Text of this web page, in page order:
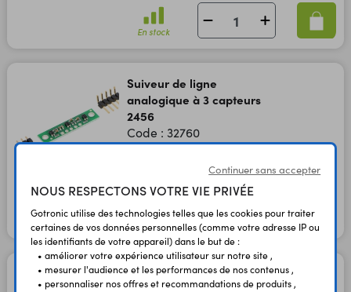
En stock
Suiveur de ligne
analogique à 3 capteurs
2456
Code : 32760
6,58 €
En stock
Suiveur de ligne à 3
Continuer sans accepter
NOUS RESPECTONS VOTRE VIE PRIVÉE
Gotronic utilise des technologies telles que les cookies pour traiter
certaines de vos données personnelles (comme votre adresse IP ou
les identifiants de votre appareil) dans le but de :
• améliorer votre expérience utilisateur sur notre site ,
• mesurer l'audience et les performances de nos contenus ,
• personnaliser nos offres et recommandations de produits ,